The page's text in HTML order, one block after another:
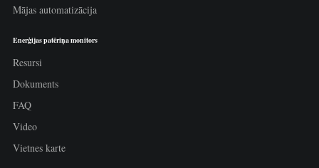
Mājas automatizācija
Enerģijas patēriņa monitors
Resursi
Dokuments
FAQ
Video
Vietnes karte